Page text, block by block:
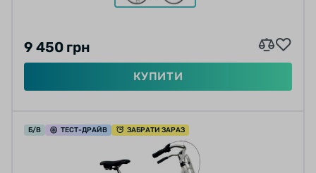
9 450 грн
КУПИТИ
Б/В ТЕСТ-ДРАЙВ ЗАБРАТИ ЗАРАЗ